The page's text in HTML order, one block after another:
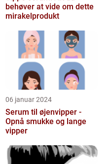
behøver at vide om dette
mirakelprodukt
06 januar 2024
Serum til øjenvipper -
Opnå smukke og lange
vipper